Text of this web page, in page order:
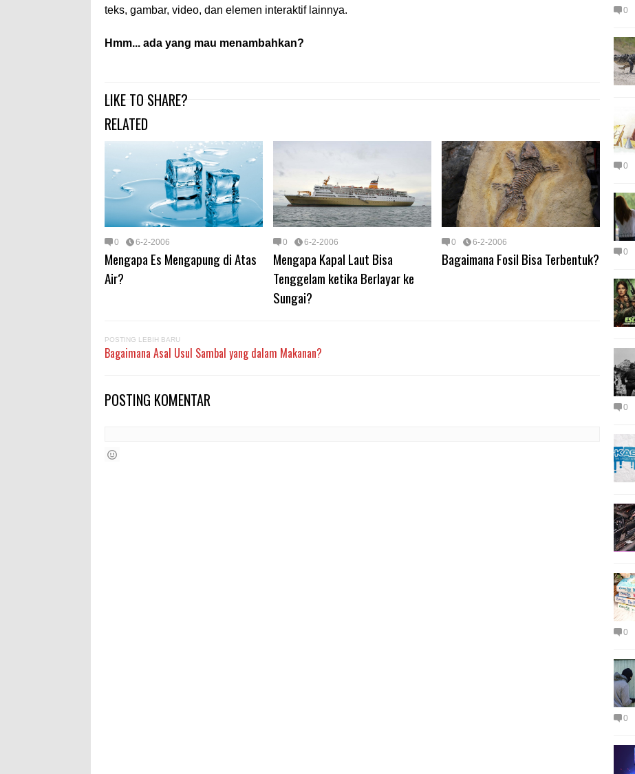
teks, gambar, video, dan elemen interaktif lainnya.
Hmm... ada yang mau menambahkan?
LIKE TO SHARE?
RELATED
0 6-2-2006
Mengapa Es Mengapung di Atas
Air?
0 6-2-2006
Mengapa Kapal Laut Bisa
Tenggelam ketika Berlayar ke
Sungai?
0 6-2-2006
Bagaimana Fosil Bisa Terbentuk?
POSTING LEBIH BARU
Bagaimana Asal Usul Sambal yang dalam Makanan?
POSTING KOMENTAR
0
0
0
0
0
0